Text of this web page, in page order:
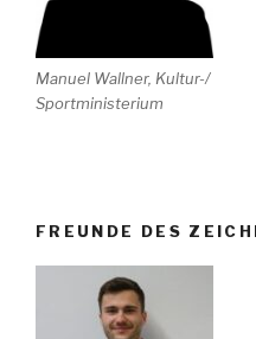
Manuel Wallner, Kultur-/
Sportministerium
FREUNDE DES